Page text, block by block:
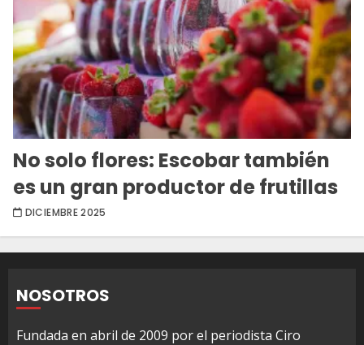
No solo flores: Escobar también
es un gran productor de frutillas
DICIEMBRE 2025
NOSOTROS
Fundada en abril de 2009 por el periodista Ciro